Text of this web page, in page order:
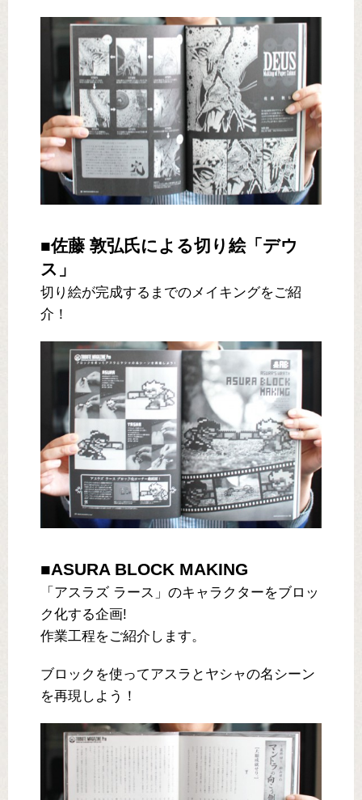
■佐藤 敦弘氏による切り絵「デウ
ス」
切り絵が完成するまでのメイキングをご紹
介！
■ASURA BLOCK MAKING
「アスラズ ラース」のキャラクターをブロッ
ク化する企画!
作業工程をご紹介します。
ブロックを使ってアスラとヤシャの名シーン
を再現しよう！